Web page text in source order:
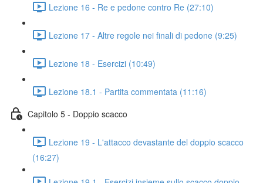
Lezione 16 - Re e pedone contro Re (27:10)
Lezione 17 - Altre regole nei finali di pedone (9:25)
Lezione 18 - Esercizi (10:49)
Lezione 18.1 - Partita commentata (11:16)
Capitolo 5 - Doppio scacco
Lezione 19 - L'attacco devastante del doppio scacco
(16:27)